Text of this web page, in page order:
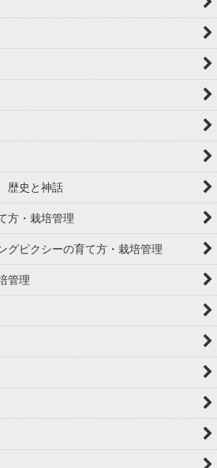
歴史と神話
方・栽培管理
グピクシーの育て方・栽培管理
管理